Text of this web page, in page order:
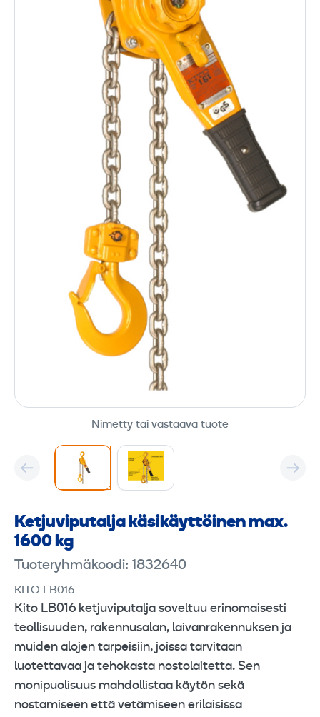
Nimetty tai vastaava tuote
Ketjuviputalja käsikäyttöinen max.
1600 kg
Tuoteryhmäkoodi: 1832640
KITO LB016
Kito LB016 ketjuviputalja soveltuu erinomaisesti
teollisuuden, rakennusalan, laivanrakennuksen ja
muiden alojen tarpeisiin, joissa tarvitaan
luotettavaa ja tehokasta nostolaitetta. Sen
monipuolisuus mahdollistaa käytön sekä
nostamiseen että vetämiseen erilaisissa